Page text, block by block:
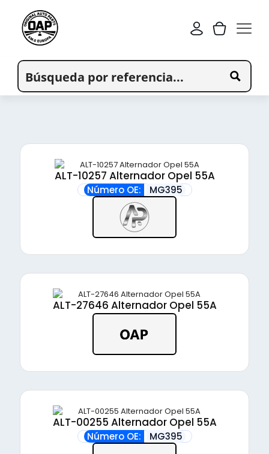
ALT-10257 Alternador Opel 55A
Número OE: MG395
ALT-27646 Alternador Opel 55A
ALT-00255 Alternador Opel 55A
Número OE: MG395